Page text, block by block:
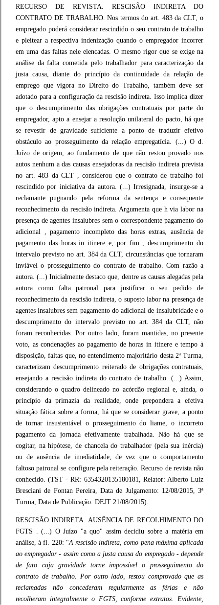
RECURSO DE REVISTA. RESCISÃO INDIRETA DO
CONTRATO DE TRABALHO. Nos termos do art. 483 da CLT, o
empregado poderá considerar rescindido o seu contrato de trabalho
e pleitear a respectiva indenização quando o empregador incorrer
em uma das faltas nele elencadas. O mesmo rigor que se exige na
análise da falta cometida pelo trabalhador para caracterização da
justa causa, diante do princípio da continuidade da relação de
emprego que vigora no Direito do Trabalho, também deve ser
adotado para a configuração da rescisão indireta. Isso implica dizer
que o descumprimento das obrigações contratuais por parte do
empregador, apto a ensejar a resolução unilateral do pacto, há que
se revestir de gravidade suficiente a ponto de traduzir efetivo
obstáculo ao prosseguimento da relação empregatícia. (...) O d.
Juízo de origem, ao fundamento de que não restou provado nos
autos nenhum a das causas ensejadoras da rescisão indireta prevista
no art. 483 da CLT , considerou que o contrato de trabalho foi
rescindido por iniciativa da autora. (...) Irresignada, insurge-se a
reclamante pugnando pela reforma da sentença e consequente
reconhecimento da rescisão indireta. Argumenta que h via labor na
presença de agentes insalubres sem o correspondente pagamento do
adicional , pagamento incompleto das horas extras, ausência de
pagamento das horas in itinere e, por fim , descumprimento do
intervalo previsto no art. 384 da CLT, circunstâncias que tornaram
inviável o prosseguimento do contrato de trabalho. Com razão a
autora. (...) Inicialmente destaco que, dentre as causas alegadas pela
autora como falta patronal para justificar o seu pedido de
reconhecimento da rescisão indireta, o suposto labor na presença de
agentes insalubres sem pagamento do adicional de insalubridade e o
descumprimento do intervalo previsto no art. 384 da CLT, não
foram reconhecidas. Por outro lado, foram mantidas, no presente
voto, as condenações ao pagamento de horas in itinere e tempo à
disposição, faltas que, no entendimento majoritário desta 2ª Turma,
caracterizam descumprimento reiterado de obrigações contratuais,
ensejando a rescisão indireta do contrato de trabalho. (...) Assim,
considerando o quadro delineado no acórdão regional e, ainda, o
princípio da primazia da realidade, onde prepondera a efetiva
situação fática sobre a forma, há que se considerar grave, a ponto
de tornar insustentável o prosseguimento do liame, o incorreto
pagamento da jornada efetivamente trabalhada. Não há que se
cogitar, na hipótese, de chancela do trabalhador (pela sua inércia)
ou de ausência de imediatidade, de vez que o comportamento
faltoso patronal se configure pela reiteração. Recurso de revista não
conhecido. (TST - RR: 6354320135180181, Relator: Alberto Luiz
Bresciani de Fontan Pereira, Data de Julgamento: 12/08/2015, 3ª
Turma, Data de Publicação: DEJT 21/08/2015).
RESCISÃO INDIRETA. AUSÊNCIA DE RECOLHIMENTO DO
FGTS . (...) O Juízo "a quo" assim decidiu sobre a matéria em
análise, à fl. 220: "A rescisão indireta, como pena máxima aplicada
ao empregador - assim como a justa causa do empregado - depende
de fato cuja gravidade torne impossível o prosseguimento do
contrato de trabalho. Por outro lado, restou comprovado que as
reclamadas não concederam regularmente as férias e não
recolheram integralmente o FGTS, conforme extratos. Evidente,